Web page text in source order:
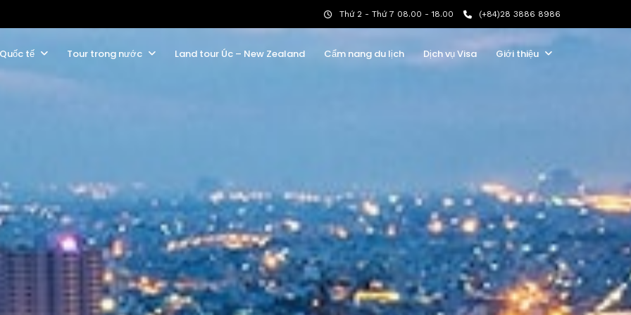
Thứ 2 - Thứ 7 08.00 - 18.00 (+84)28 3886 8986
tế Tour trong nước Land tour Úc – New Zealand Cẩm nang du lịch Dịch vụ Visa Giới thiệu